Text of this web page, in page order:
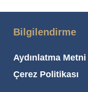
Bilgilendirme
Aydınlatma Metni
Çerez Politikası